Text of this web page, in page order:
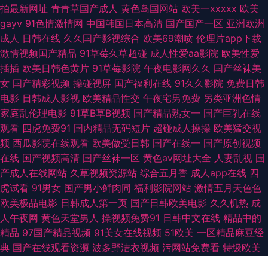
蜜桃 91福利区 91版动漫视 九九国产伊人网 亚洲色图2p 91香蕉婷婷 91网站
免费看 99欧美性爱 伊人青青大香蕉艹 91网站直接看 成人影片www91n 人
人超碰91 91偷拍在线 91精产国品影院网址 美日韩色色 麻豆人妻毛片 日韩素
人影院 五月美眉被操 性欧美第二页 99久久99久久精品 九九六热视频 91n一
起c 大香蕉丁香五月 人妖专区 欧日韩美精品四区 国产av黑丝 亚州日韩视频
91无码午夜人妻蜜桃 黑人艹美女逼 日韩免费不卡无码 91在线丝袜 麻豆成人
综合 影音先锋AV资源人妻 肏屄av玖玖 色色天堂网 欧美日韩伦理电影a片 丝
袜美女足交 91国产精品探花视频 91视频地址谁有 91性免费视频 免费影院导
拍最新网址 青青草国产成人 黄色岛国网站 欧美一xxxxx 欧美
gayv 91色情激情网 中国韩国日本高清 国产国产一区 亚洲欧洲
成人 日韩在线 久久国产影视综合 欧美69潮喷 伦理片app下载
激情视频国产精品 91草莓久草超碰 成人性爱aa影院 欧美性爱
插插 欧美日韩色黄片 91草莓影院 午夜电影网久久 国产丝袜美
女 国产精彩视频 操碰视屏 国产福利在线 91久久影院 免费日韩
电影 日韩成人影视 欧美精品性交 午夜宅男免费 另类亚洲色情
家庭乱伦理电影 91草B草B视频 国产精品熟女一 国产巨乳在线
观看 四虎免费91 国内精品无码短片 超碰成人操操 欧美猛交视
频 西瓜影院在线观看 欧美做受日韩 国产在线一 国产原创视频
在线 国产视频高清 国产丝袜一区 黄色av网址大全 人妻乱视 国
产成人在线网站 久草视频资源站 综合五月香 成人app在线 四
虎试看 91男女 国产男小鲜肉同 福利影院网站 激情五月天色色
欧美极品电影 日韩成人第一页 国产日韩欧美电影 久久机热 成
人午夜网 黄色天堂男人 操视频免费91 日韩中文在线 精品中的
精品 97国产精品视频 91美女在线视频 51欧美 一区精品麻豆经
典 国产在线观看资源 波多野洁衣视频 污网站免费看 特级欧美